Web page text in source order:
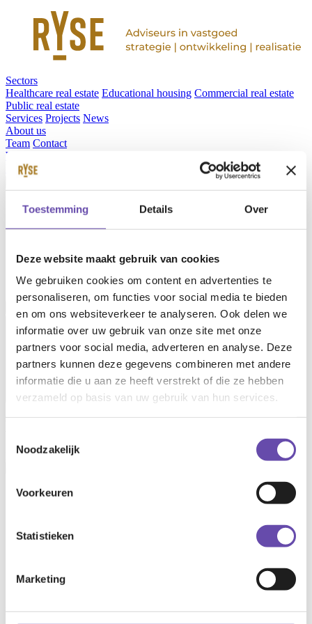
Toestemming Details Over
Deze website maakt gebruik van cookies
We gebruiken cookies om content en advertenties te
personaliseren, om functies voor social media te bieden
en om ons websiteverkeer te analyseren. Ook delen we
informatie over uw gebruik van onze site met onze
partners voor social media, adverteren en analyse. Deze
partners kunnen deze gegevens combineren met andere
informatie die u aan ze heeft verstrekt of die ze hebben
verzameld op basis van uw gebruik van hun services.
Noodzakelijk
Voorkeuren
Statistieken
Marketing
Sectors
Healthcare real estate Educational housing Commercial real estate
Public real estate
Services Projects News
About us
Team Contact
Werken bij RYSE
Vacancies
en
Projectmanager
Contact information
e.penders@ryse.nl
Services
Project management Housing consultancy Process management